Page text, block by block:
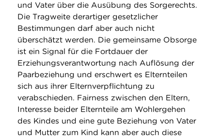
und Vater über die Ausübung des Sorgerechts.
Die Tragweite derartiger gesetzlicher
Bestimmungen darf aber auch nicht
überschätzt werden. Die gemeinsame Obsorge
ist ein Signal für die Fortdauer der
Erziehungsverantwortung nach Auflösung der
Paarbeziehung und erschwert es Elternteilen
sich aus ihrer Elternverpflichtung zu
verabschieden. Fairness zwischen den Eltern,
Interesse beider Elternteile am Wohlergehen
des Kindes und eine gute Beziehung von Vater
und Mutter zum Kind kann aber auch diese